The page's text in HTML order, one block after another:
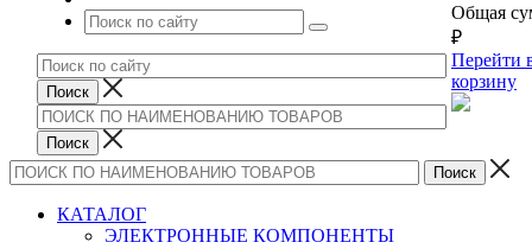
Общая
₽
Перейти
корзину
КАТАЛОГ
ЭЛЕКТРОННЫЕ КОМПОНЕНТЫ